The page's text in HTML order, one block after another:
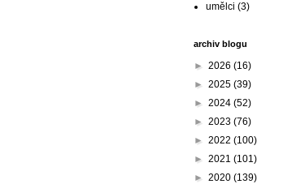
umělci (3)
archiv blogu
► 2026 (16)
► 2025 (39)
► 2024 (52)
► 2023 (76)
► 2022 (100)
► 2021 (101)
► 2020 (139)